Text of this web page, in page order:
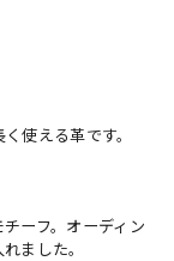
使える革です。
ーフ。オーディン
ました。